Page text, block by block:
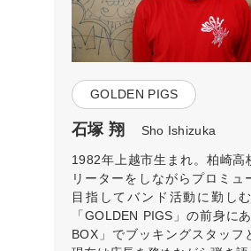
GOLDEN PIGS
石塚 翔 Sho Ishizuka
1982年上越市生まれ。柏崎高
リーターをしながらプロミュ
目指してバンド活動に勤し
「GOLDEN PIGS」の前身に
BOX」でブッキングスタッフ